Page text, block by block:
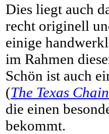
Dies liegt auch
recht originell
einige
im Rahmen
Schön ist auch
(The Texas
die einen
bekommt.